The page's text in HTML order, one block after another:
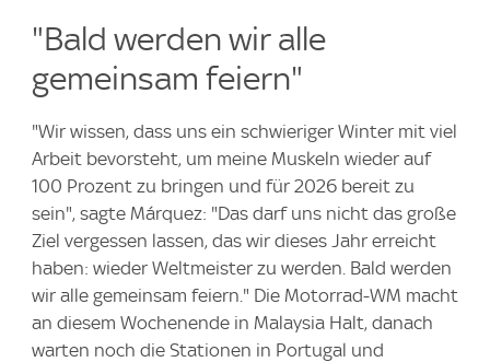
"Bald werden wir alle
gemeinsam feiern"
"Wir wissen, dass uns ein schwieriger Winter mit viel
Arbeit bevorsteht, um meine Muskeln wieder auf
100 Prozent zu bringen und für 2026 bereit zu
sein", sagte Márquez: "Das darf uns nicht das große
Ziel vergessen lassen, das wir dieses Jahr erreicht
haben: wieder Weltmeister zu werden. Bald werden
wir alle gemeinsam feiern." Die Motorrad-WM macht
an diesem Wochenende in Malaysia Halt, danach
warten noch die Stationen in Portugal und